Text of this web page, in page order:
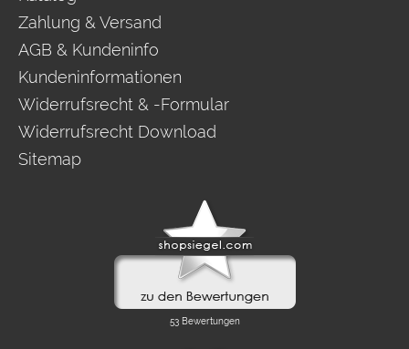
Zahlung & Versand
AGB & Kundeninfo
Kundeninformationen
Widerrufsrecht & -Formular
Widerrufsrecht Download
Sitemap